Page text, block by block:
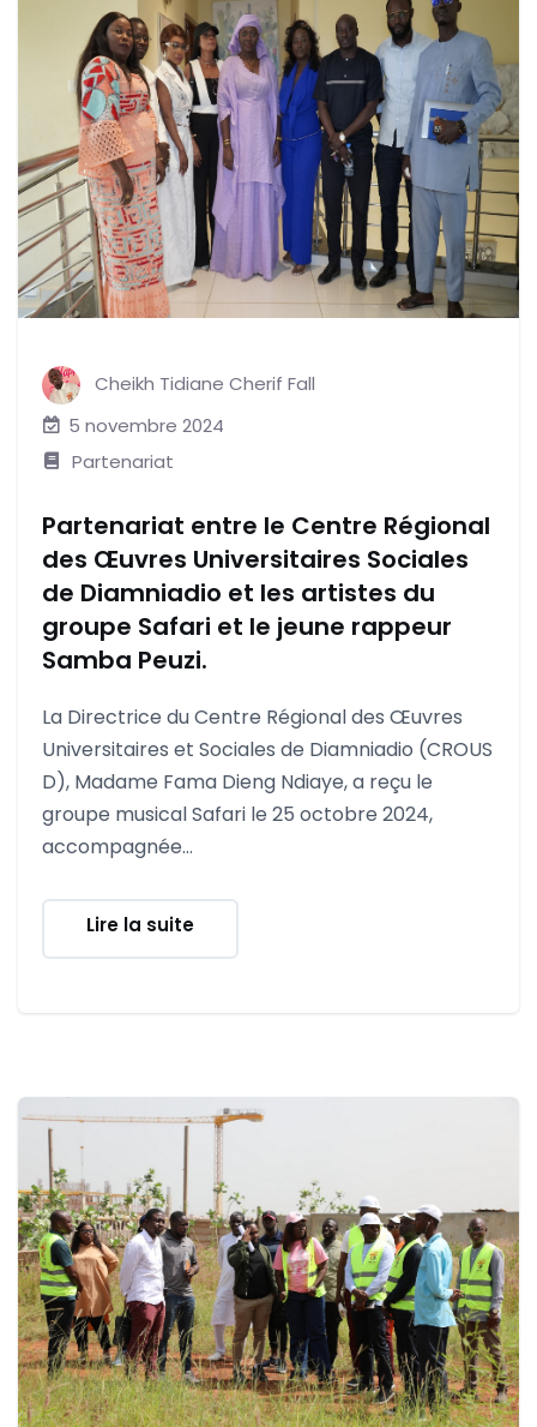
Cheikh Tidiane Cherif Fall
5 novembre 2024
Partenariat
Partenariat entre le Centre Régional
des Œuvres Universitaires Sociales
de Diamniadio et les artistes du
groupe Safari et le jeune rappeur
Samba Peuzi.
La Directrice du Centre Régional des Œuvres
Universitaires et Sociales de Diamniadio (CROUS
D), Madame Fama Dieng Ndiaye, a reçu le
groupe musical Safari le 25 octobre 2024,
accompagnée...
Lire la suite